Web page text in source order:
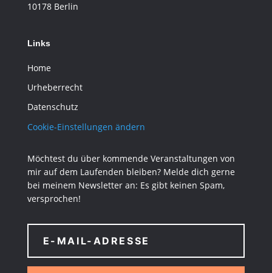
10178 Berlin
Links
Home
Urheberrecht
Datenschutz
Cookie-Einstellungen ändern
Möchtest du über kommende Veranstaltungen von
mir auf dem Laufenden bleiben? Melde dich gerne
bei meinem Newsletter an: Es gibt keinen Spam,
versprochen!